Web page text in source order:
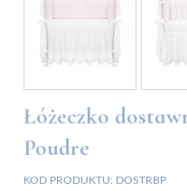
Łóżeczko
Poudre
KOD PRODUKTU: DOSTRBP